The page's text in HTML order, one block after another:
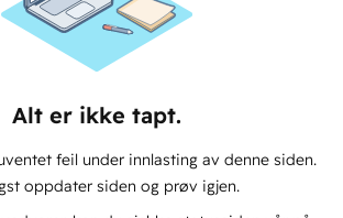
Alt er ikke tapt.
feil under innlasting av denne siden.
oppdater siden og prøv igjen.